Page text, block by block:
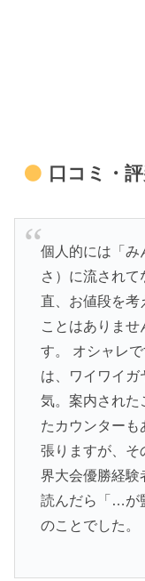
口コミ・評
個人的には「み
さ）に流され
直、お値段を考
ことはありませ
す。 オシャレ
は、ワイワイガ
気。案内された
たカウンターも
張りますが、そ
界大会優勝経験
読んだら「…が
のことでした。